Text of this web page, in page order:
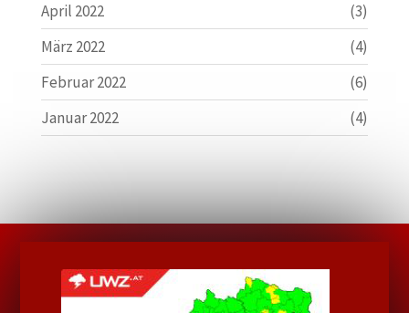
April 2022
(3)
März 2022
(4)
Februar 2022
(6)
Januar 2022
(4)